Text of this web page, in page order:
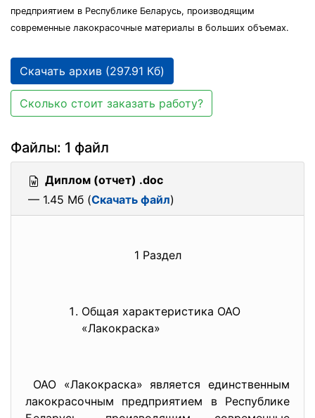
предприятием в Республике Беларусь, производящим
современные лакокрасочные материалы в больших объемах.
Скачать архив (297.91 Кб)
Сколько стоит заказать работу?
Файлы: 1 файл
Диплом (отчет) .doc
— 1.45 Мб (Скачать файл)
1 Раздел
Общая характеристика ОАО
«Лакокраска»
ОАО «Лакокраска» является единственным
лакокрасочным предприятием в Республике